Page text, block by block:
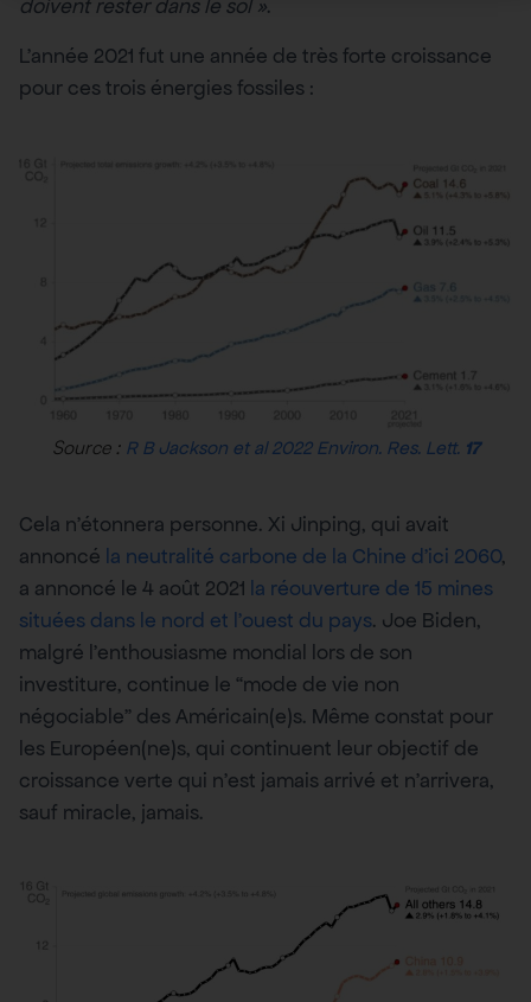
doivent rester dans le sol ».
L’année 2021 fut une année de très forte croissance
pour ces trois énergies fossiles :
Source : R B Jackson et al2022 Environ. Res. Lett. 17
Cela n’étonnera personne. Xi Jinping, qui avait
annoncé la neutralité carbone de la Chine d’ici 2060,
a annoncé le 4 août 2021 la réouverture de 15 mines
situées dans le nord et l’ouest du pays. Joe Biden,
malgré l’enthousiasme mondial lors de son
investiture, continue le “mode de vie non
négociable” des Américain(e)s. Même constat pour
les Européen(ne)s, qui continuent leur objectif de
croissance verte qui n’est jamais arrivé et n’arrivera,
sauf miracle, jamais.